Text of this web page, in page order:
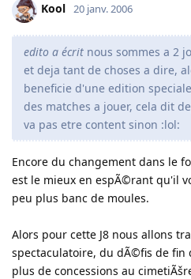
Kool 20 janv. 2006
edito a écrit nous sommes a 2
et deja tant de choses a dire,
beneficie d'une edition
des matches a jouer, cela dit
va pas etre content sinon :lol:
Encore du changement dans le
est le mieux en espÃ©rant qu'il
peu plus banc de moules.
Alors pour cette J8 nous allons
spectaculatoire, du dÃ©fis de fin
plus de concessions au